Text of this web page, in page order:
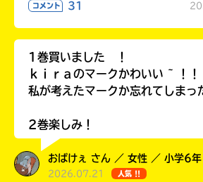
コメント 31
1巻買いました ！
ｋｉｒａのマークかわいい ~ ！！
私が考えたマークか忘れてしまっ
2巻楽しみ！
おばけぇ さん ／ 女性 ／ 小学6年
2026.07.21 人気 !!